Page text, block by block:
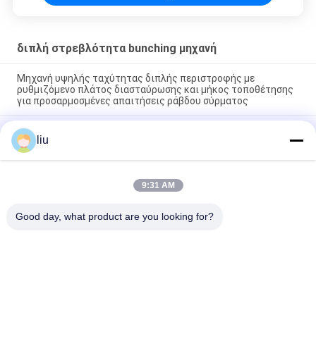
διπλή στρεβλότητα bunching μηχανή
Μηχανή υψηλής ταχύτητας διπλής περιστροφής με
ρυθμιζόμενο πλάτος διασταύρωσης και μήκος τοποθέτησης
για προσαρμοσμένες απαιτήσεις ράβδου σύρματος
Μηχανή διπλής περιστροφής για τη σύνδεση επτά ή
περισσοτέρων νημάτων από γυμνό χαλκό, κασσίτερο και
ασημένιο σύρμα
Μηχανή συνδυασμού διπλής περιστροφής υψηλής
ταχύτητας σχεδιασμένη για εφαρμογές διπλής περιστροφής
liu
9:31 AM
Good day, what product are you looking for?